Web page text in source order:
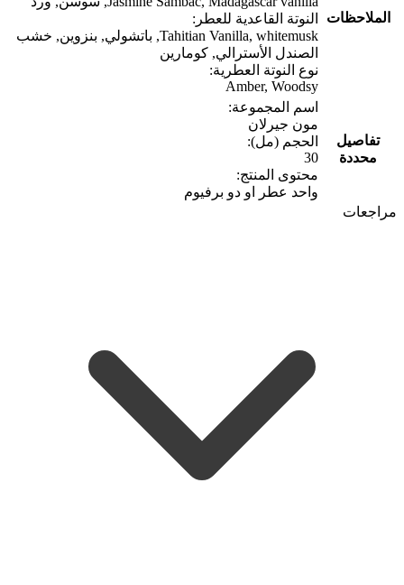
الملاحظات
النوتة القاعدية للعطر:
Tahitian Vanilla, whitemusk, باتشولي, بنزوين, خشب
الصندل الأسترالي, كومارين
نوع النوتة العطرية:
Amber, Woodsy
تفاصيل
محددة
اسم المجموعة:
مون جيرلان
الحجم (مل):
30
محتوى المنتج:
واحد عطر او دو برفيوم
مراجعات